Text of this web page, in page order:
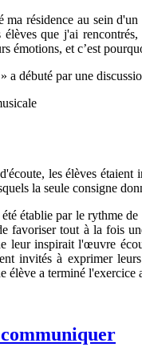
ma résidence au sein
élèves que j'ai
émotions, et c’est
a débuté par une
les élèves
la seule consigne
établie par le rythme
favoriser tout à la fois
leur inspirait l'œuvre
invités à exprimer
élève a terminé l'exercice